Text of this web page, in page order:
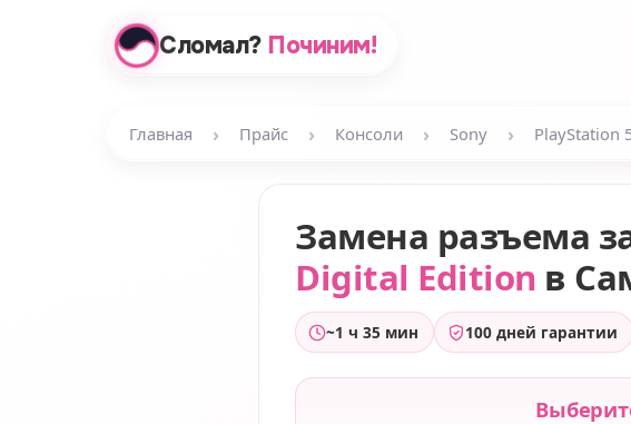
Сломал? Починим!
Главная › Прайс › Консоли › Sony › PlayStation
Замена разъема
Digital Edition в
~1 ч 35 мин 100 дней гарантии